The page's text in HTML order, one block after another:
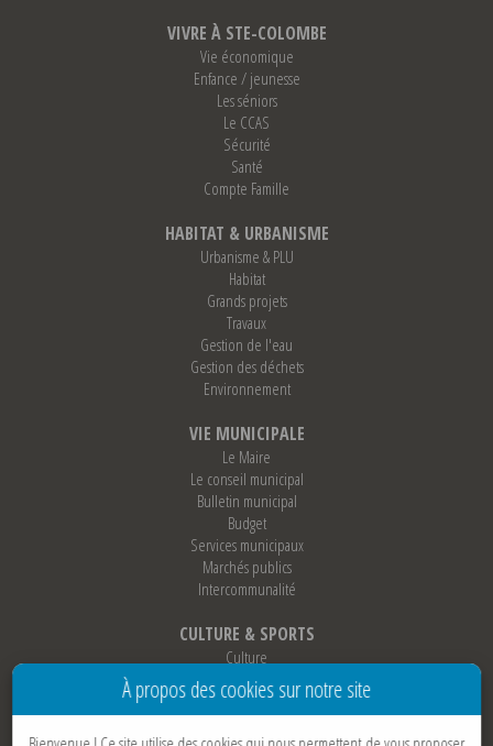
VIVRE À STE-COLOMBE
Vie économique
Enfance / jeunesse
Les séniors
Le CCAS
Sécurité
Santé
Compte Famille
HABITAT & URBANISME
Urbanisme & PLU
Habitat
Grands projets
Travaux
Gestion de l'eau
Gestion des déchets
Environnement
VIE MUNICIPALE
Le Maire
Le conseil municipal
Bulletin municipal
Budget
Services municipaux
Marchés publics
Intercommunalité
CULTURE & SPORTS
Culture
Sports
Loisirs
Associations
À propos des cookies sur notre site